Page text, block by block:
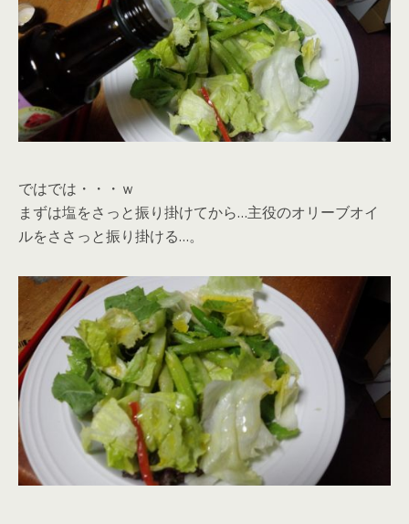
ではでは・・・ｗ
まずは塩をさっと振り掛けてから…主役のオリーブオイ
ルをささっと振り掛ける…。